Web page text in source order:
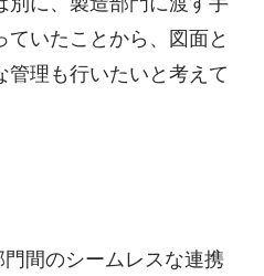
いたことから、図面と
管理も行いたいと考えて
間のシームレスな連携